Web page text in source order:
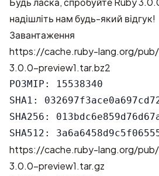
надішліть нам будь-який відгук!
Завантаження
https://cache.ruby-lang.org/
3.0.0-preview1.tar.bz2
РОЗМІР: 15538340
SHA1:
SHA256:
https://cache.ruby-lang.org/
3.0.0-preview1.tar.gz